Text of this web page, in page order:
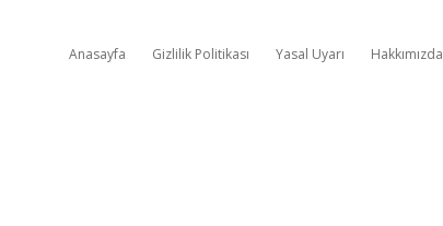
Anasayfa Gizlilik Politikası Yasal Uyarı Hakkımızda